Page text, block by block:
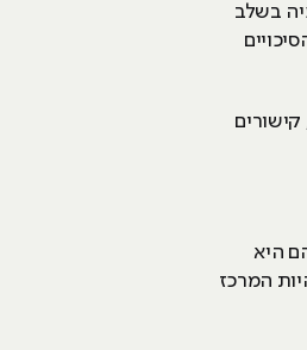
בשלב
היא
המרכז